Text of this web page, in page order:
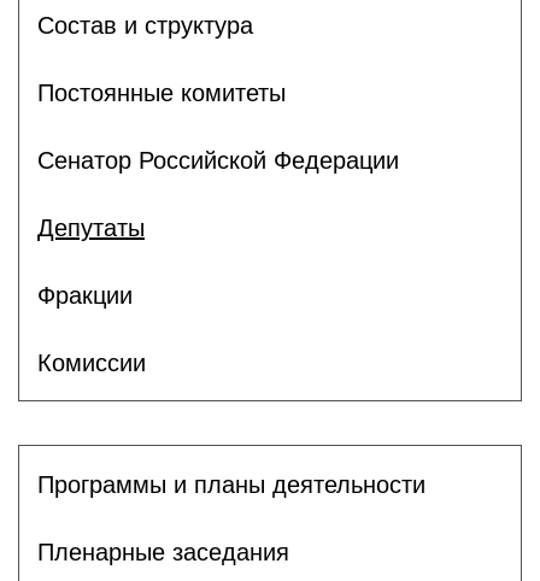
Состав и структура
Постоянные комитеты
Сенатор Российской Федерации
Депутаты
Фракции
Комиссии
Программы и планы деятельности
Пленарные заседания